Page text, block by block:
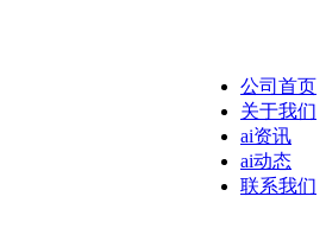
公司首页
关于我们
ai资讯
ai动态
联系我们